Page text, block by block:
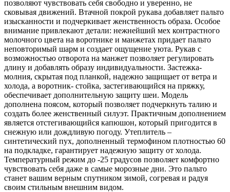
позволяют чувствовать себя свободно и уверенно, не
сковывая движений. Втачной покрой рукава добавляет пальто
изысканности и подчеркивает женственность образа. Особое
внимание привлекают детали: нежнейший мех контрастного
молочного цвета на воротнике и манжетах придает пальто
неповторимый шарм и создает ощущение уюта. Рукав с
возможностью отворота на манжет позволяет регулировать
длину и добавлять образу индивидуальности. Застежка-
молния, скрытая под планкой, надежно защищает от ветра и
холода, а воротник- стойка, застегивающийся на пряжку,
обеспечивает дополнительную защиту шеи. Модель
дополнена поясом, который позволяет подчеркнуть талию и
создать более женственный силуэт. Практичным дополнением
является отстегивающийся капюшон, который пригодится в
снежную или дождливую погоду. Утеплитель –
синтетический пух, дополненный термофином плотностью 60
на подкладке, гарантирует надежную защиту от холода.
Температурный режим до -25 градусов позволяет комфортно
чувствовать себя даже в самые морозные дни. Это пальто
станет вашим верным спутником зимой, согревая и радуя
своим стильным внешним видом.